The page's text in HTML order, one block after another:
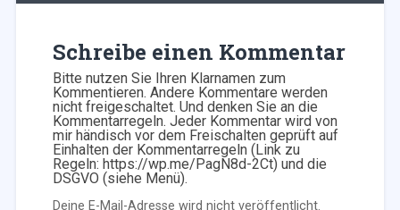
Schreibe einen Kommentar
Bitte nutzen Sie Ihren Klarnamen zum
Kommentieren. Andere Kommentare werden
nicht freigeschaltet. Und denken Sie an die
Kommentarregeln. Jeder Kommentar wird von
mir händisch vor dem Freischalten geprüft auf
Einhalten der Kommentarregeln (Link zu
Regeln: https://wp.me/PagN8d-2Ct) und die
DSGVO (siehe Menü).
Deine E-Mail-Adresse wird nicht veröffentlicht.